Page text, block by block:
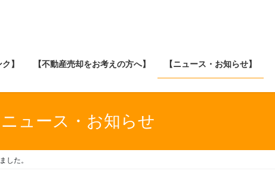
】 【不動産売却をお考えの方へ】 【ニュース・お知らせ】
ニュース・お知らせ
した。